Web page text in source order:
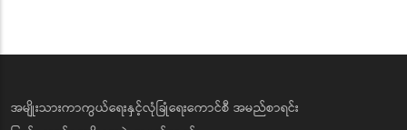
အမျိုးသားကာကွယ်ရေးနှင့်လုံခြုံရေးကောင်စီ အမည်စာရင်း